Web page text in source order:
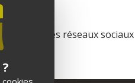
nous sur les réseaux sociaux